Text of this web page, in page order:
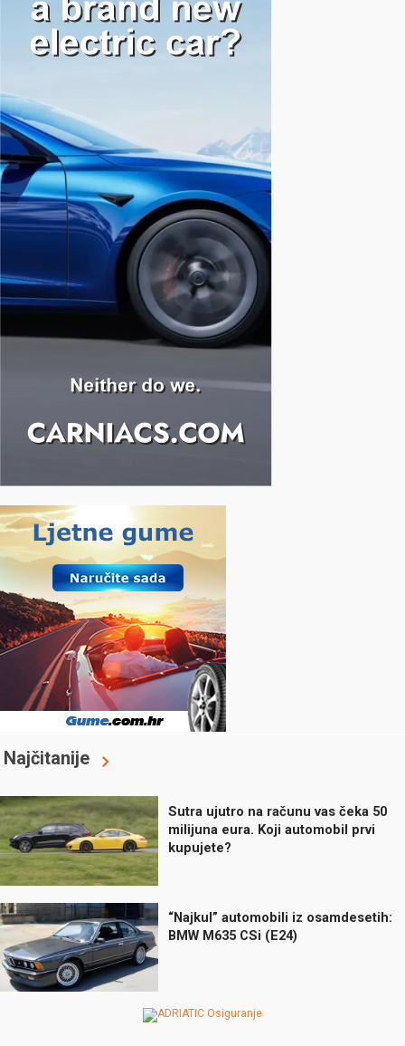
Najčitanije
Sutra ujutro na računu vas čeka 50
milijuna eura. Koji automobil prvi
kupujete?
“Najkul” automobili iz osamdesetih:
BMW M635 CSi (E24)